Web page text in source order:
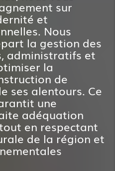
sur
et
Nous
la gestion des
administratifs et
la
de
ses alentours. Ce
une
adéquation
en respectant
de la région et